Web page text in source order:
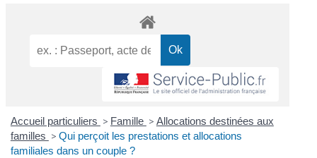
Accueil particuliers > Famille > Allocations destinées aux
familles > Qui perçoit les prestations et allocations
familiales dans un couple ?